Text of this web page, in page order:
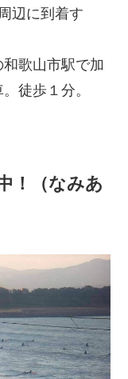
辺に到着す
歌山市駅で加
徒歩１分。
！（なみあ